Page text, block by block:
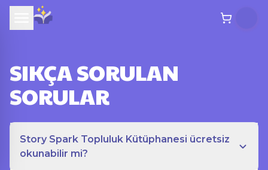
SIKÇA SORULAN
SORULAR
Story Spark Topluluk Kütüphanesi ücretsiz
okunabilir mi?